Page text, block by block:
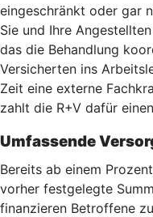
eingeschränkt oder gar
Sie und Ihre
das die Behandlung
Versicherten ins
Zeit eine externe
zahlt die R+V dafür
Umfassende
Bereits ab einem
vorher festgelegte
finanzieren Betroffene